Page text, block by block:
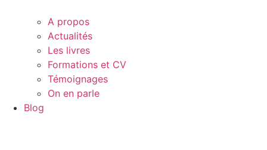
A propos
Actualités
Les livres
Formations et CV
Témoignages
On en parle
Blog